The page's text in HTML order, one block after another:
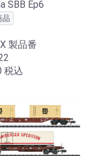
SBB Ep6
品
製品番
税込